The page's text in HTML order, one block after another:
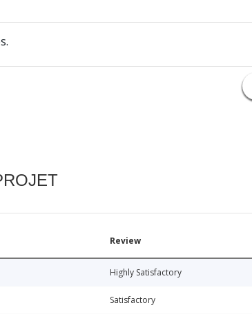
Review
Highly Satisfactory
Satisfactory